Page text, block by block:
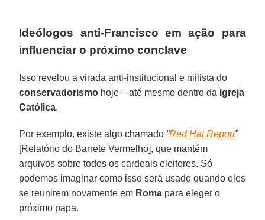
Ideólogos anti-Francisco em ação para
influenciar o próximo conclave
Isso revelou a virada anti-institucional e niilista do
conservadorismo hoje – até mesmo dentro da Igreja
Católica.
Por exemplo, existe algo chamado “Red Hat Report”
[Relatório do Barrete Vermelho], que mantém
arquivos sobre todos os cardeais eleitores. Só
podemos imaginar como isso será usado quando eles
se reunirem novamente em Roma para eleger o
próximo papa.